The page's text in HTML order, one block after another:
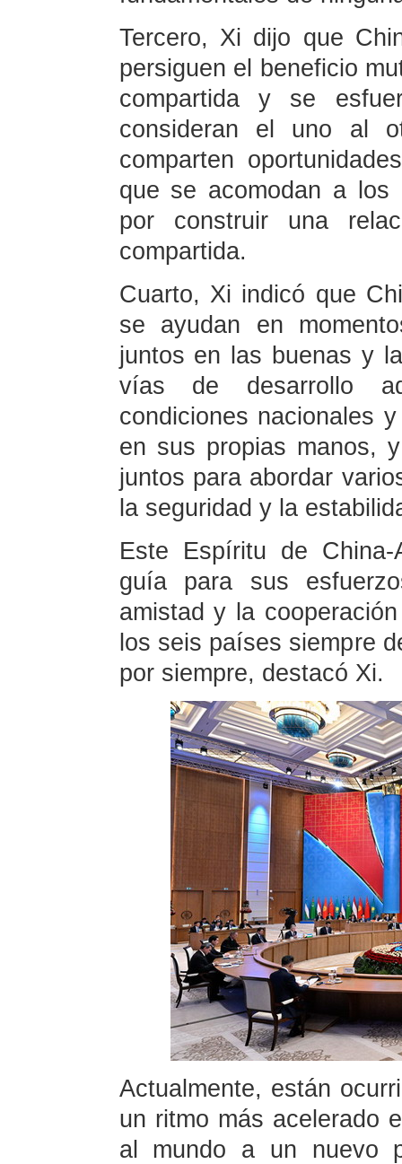
Tercero, Xi dijo que
persiguen el beneficio
compartida y se
consideran el uno al
comparten
que se acomodan a los
por construir una
compartida.
Cuarto, Xi indicó que
se ayudan en
juntos en las buenas y
vías de desarrollo
condiciones nacionales
en sus propias manos,
juntos para abordar
la seguridad y la
Este Espíritu de
guía para sus
amistad y la
los seis países siempre
por siempre, destacó Xi.
Actualmente, están
un ritmo más acelerado
al mundo a un nuevo